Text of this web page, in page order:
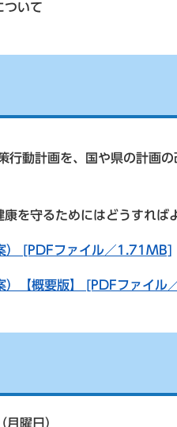
ついて
動計画を、国や県の計画
を守るためにはどうすれば
） [PDFファイル／1.71MB]
）【概要版】 [PDFファイル
曜日）